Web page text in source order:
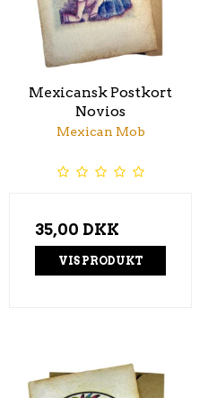
Mexicansk Postkort
Novios
Mexican Mob
35,00 DKK
VIS PRODUKT